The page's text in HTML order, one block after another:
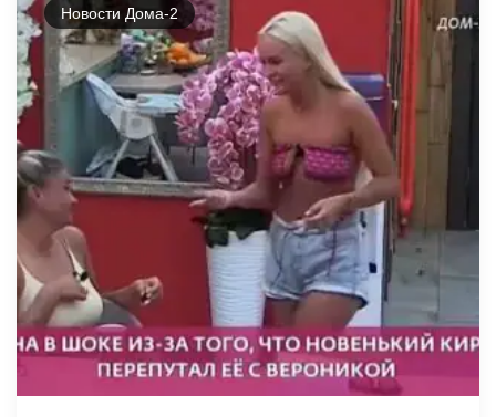
Новости Дома-2